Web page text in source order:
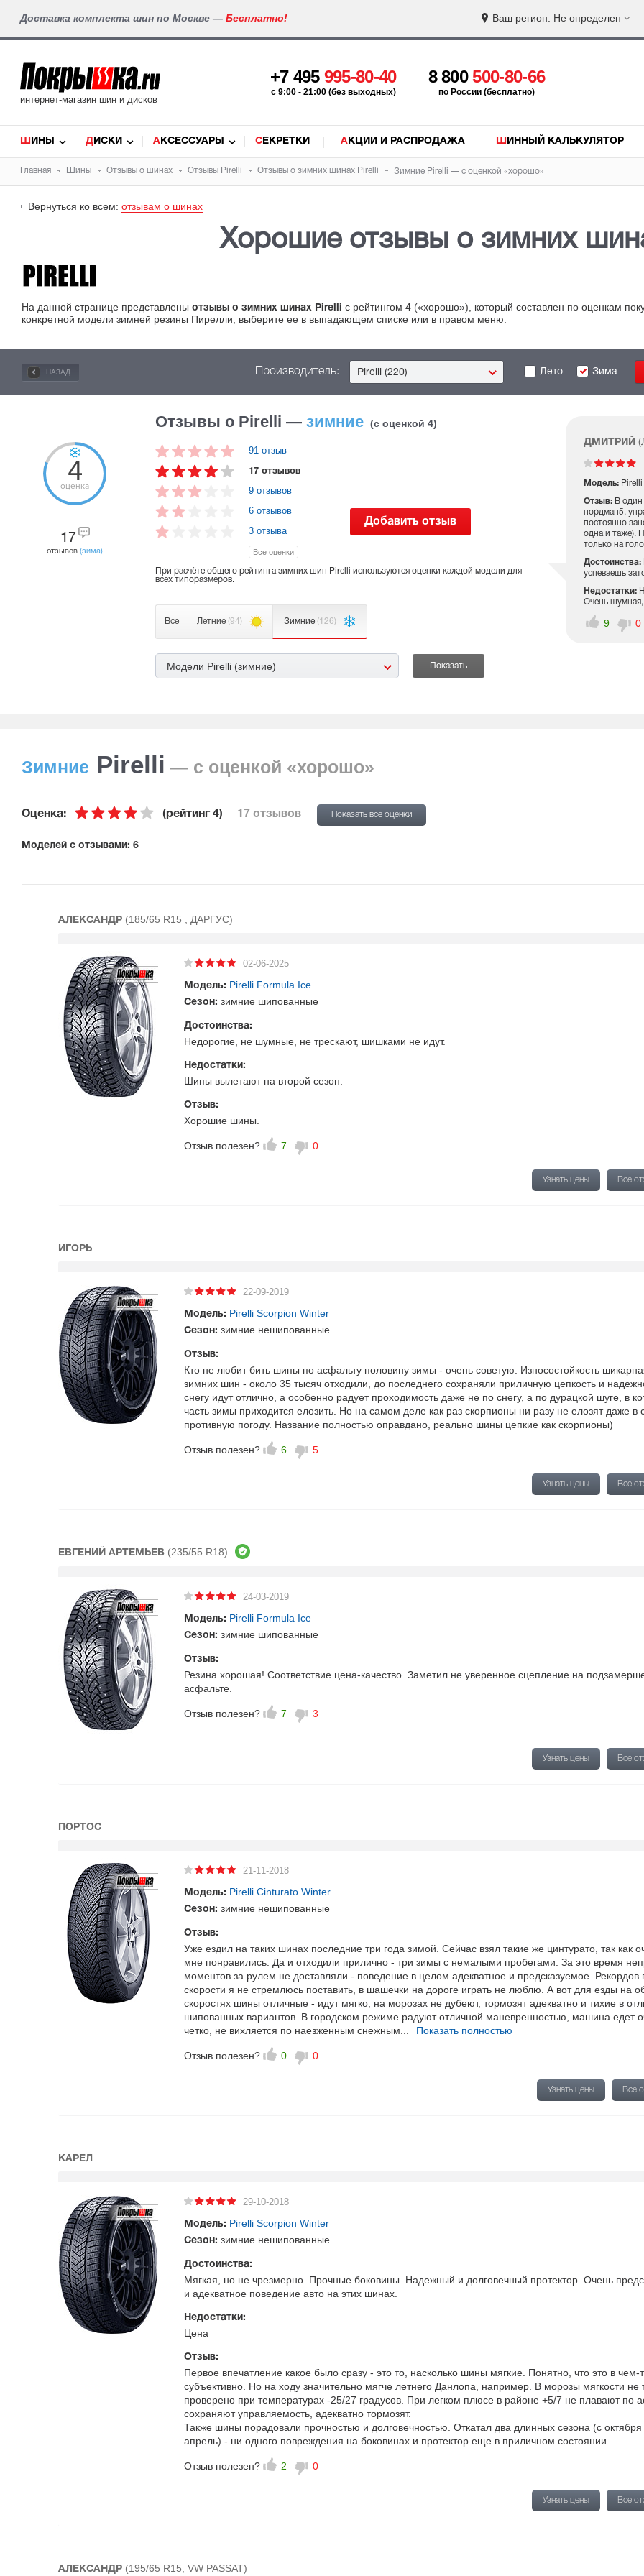
Доставка комплекта шин по Москве — Бесплатно! Ваш регион: Не определен
интернет-магазин шин и дисков
+7 495 995-80-40
c 9:00 - 21:00 (без выходных)
8 800500-80-66
по России (бесплатно)
ШИНЫ ДИСКИ АКСЕССУАРЫ СЕКРЕТКИ АКЦИИ И РАСПРОДАЖА ШИННЫЙ КАЛЬКУЛЯТОР
Главная Шины Отзывы о шинах Отзывы Pirelli Отзывы о зимних шинах Pirelli Зимние Pirelli — с оценкой «хорошо»
Вернуться ко всем: отзывам о шинах
Хорошие отзывы о зимних
На данной странице представлены отзывы о зимних шинах Pirelli с рейтингом 4 («хорошо»), который составлен по оценкам
конкретной модели зимней резины Пирелли, выберите ее в выпадающем списке или в правом меню.
НАЗАД Производитель: Pirelli (220) Лето Зима
Отзывы о Pirelli — зимние (с оценкой 4)
4
оценка
17
отзывов (зима)
91 отзыв
17 отзывов
9 отзывов
6 отзывов
3 отзыва
Все оценки
Добавить отзыв
При расчёте общего рейтинга зимних шин Pirelli используются оценки каждой модели для
всех типоразмеров.
Все Летние (94) Зимние (126)
Модели Pirelli (зимние)
ДМИТРИЙ
Модель: Pirelli
Отзыв: В один
нордман5.
постоянно
одна и таже).
только на
Достоинства:
успеваешь
Недостатки:
Очень шумная,
9 0
Зимние Pirelli — с оценкой «хорошо»
Оценка: (рейтинг 4) 17 отзывов Показать все оценки
Mоделей с отзывами: 6
АЛЕКСАНДР (185/65 R15 , ДАРГУС)
02-06-2025
Модель: Pirelli Formula Ice
Сезон: зимние шипованные
Достоинства:
Недорогие, не шумные, не трескают, шишками не идут.
Недостатки:
Шипы вылетают на второй сезон.
Отзыв:
Хорошие шины.
Отзыв полезен? 7 0
Узнать цены Все
ИГОРЬ
22-09-2019
Модель: Pirelli Scorpion Winter
Сезон: зимние нешипованные
Отзыв:
Кто не любит бить шипы по асфальту половину зимы - очень советую. Износостойкость
зимних шин - около 35 тысяч отходили, до последнего сохраняли приличную цепкость и
снегу идут отлично, а особенно радует проходимость даже не по снегу, а по дурацкой шуге, в
часть зимы приходится елозить. Но на самом деле как раз скорпионы ни разу не елозят даже в
противную погоду. Название полностью оправдано, реально шины цепкие как скорпионы)
Отзыв полезен? 6 5
Узнать цены Все
ЕВГЕНИЙ АРТЕМЬЕВ (235/55 R18)
24-03-2019
Модель: Pirelli Formula Ice
Сезон: зимние шипованные
Отзыв:
Резина хорошая! Соответствие цена-качество. Заметил не уверенное сцепление на
асфальте.
Отзыв полезен? 7 3
Узнать цены Все
ПОРТОС
21-11-2018
Модель: Pirelli Cinturato Winter
Сезон: зимние нешипованные
Отзыв:
Уже ездил на таких шинах последние три года зимой. Сейчас взял такие же цинтурато, так как
мне понравились. Да и отходили прилично - три зимы с немалыми пробегами. За это время
моментов за рулем не доставляли - поведение в целом адекватное и предсказуемое. Рекордов
скорости я не стремлюсь поставить, в шашечки на дороге играть не люблю. А вот для езды на
скоростях шины отличные - идут мягко, на морозах не дубеют, тормозят адекватно и тихие в
шипованных вариантов. В городском режиме радуют отличной маневренностью, машина едет
четко, не вихляется по наезженным снежным...
Показать полностью
Отзыв полезен? 0 0
Узнать цены Все
КАРЕЛ
29-10-2018
Модель: Pirelli Scorpion Winter
Сезон: зимние нешипованные
Достоинства:
Мягкая, но не чрезмерно. Прочные боковины. Надежный и долговечный протектор. Очень
и адекватное поведение авто на этих шинах.
Недостатки:
Цена
Отзыв:
Первое впечатление какое было сразу - это то, насколько шины мягкие. Понятно, что это в чем-
субъективно. Но на ходу значительно мягче летнего Данлопа, например. В морозы мягкости не
проверено при температурах -25/27 градусов. При легком плюсе в районе +5/7 не плавают по
сохраняют управляемость, адекватно тормозят.
Также шины порадовали прочностью и долговечностью. Откатал два длинных сезона (с
апрель) - ни одного повреждения на боковинах и протектор еще в приличном состоянии.
Отзыв полезен? 2 0
Узнать цены Все
АЛЕКСАНДР (195/65 R15, VW PASSAT)